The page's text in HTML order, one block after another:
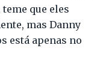
que eles
mas Danny
está apenas no